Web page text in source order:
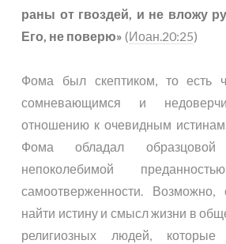
раны от гвоздей, и не вложу
Его, не поверю» (Иоан.20:25)
Фома был скептиком, то есть
сомневающимся и
отношению к очевидным
Фома обладал
непоколебимой
самоотверженности.
найти истину и смысл жизни в
религиозных людей,